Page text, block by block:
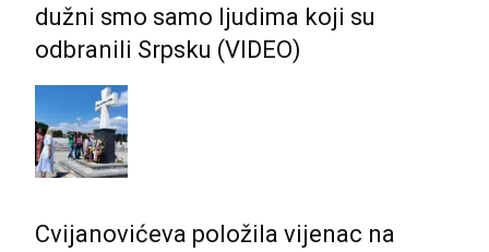
dužni smo samo ljudima koji su
odbranili Srpsku (VIDEO)
Cvijanovićeva položila vijenac na